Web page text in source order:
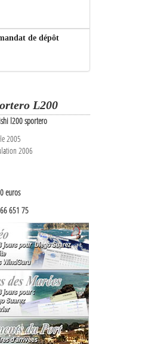
de dépôt
L200
l200 sportero
2005
2006
euros
651 75